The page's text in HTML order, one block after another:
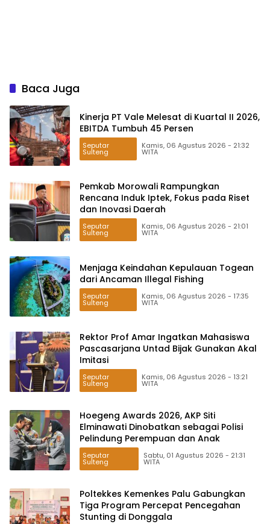
Baca Juga
Kinerja PT Vale Melesat di Kuartal II 2026,
EBITDA Tumbuh 45 Persen
Seputar
Sulteng
Kamis, 06 Agustus 2026 - 21:32
WITA
Pemkab Morowali Rampungkan
Rencana Induk Iptek, Fokus pada Riset
dan Inovasi Daerah
Seputar
Sulteng
Kamis, 06 Agustus 2026 - 21:01
WITA
Menjaga Keindahan Kepulauan Togean
dari Ancaman Illegal Fishing
Seputar
Sulteng
Kamis, 06 Agustus 2026 - 17:35
WITA
Rektor Prof Amar Ingatkan Mahasiswa
Pascasarjana Untad Bijak Gunakan Akal
Imitasi
Seputar
Sulteng
Kamis, 06 Agustus 2026 - 13:21
WITA
Hoegeng Awards 2026, AKP Siti
Elminawati Dinobatkan sebagai Polisi
Pelindung Perempuan dan Anak
Seputar
Sulteng
Sabtu, 01 Agustus 2026 - 21:31
WITA
Poltekkes Kemenkes Palu Gabungkan
Tiga Program Percepat Pencegahan
Stunting di Donggala